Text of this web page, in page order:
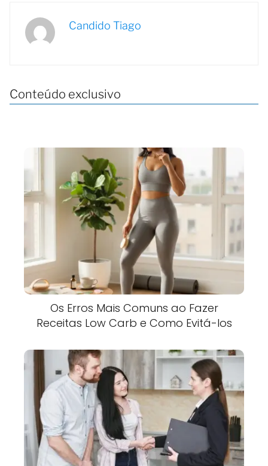
Candido Tiago
Conteúdo exclusivo
Os Erros Mais Comuns ao Fazer
Receitas Low Carb e Como Evitá-los